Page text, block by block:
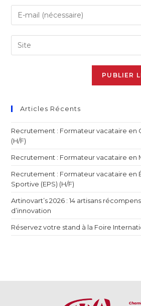
Articles Récents
Recrutement : Formateur vacataire en
(H/F)
Recrutement : Formateur vacataire en
Recrutement : Formateur vacataire en
Sportive (EPS) (H/F)
Artinovart’s 2026 : 14 artisans
d’innovation
Réservez votre stand à la Foire